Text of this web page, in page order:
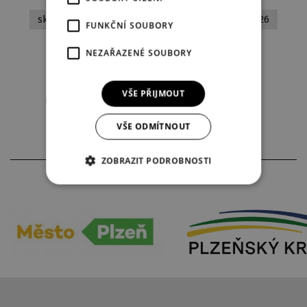
skutečný příběh
činohra
premiéry 2025/2026
Stáhnout aktuální obsazení
FUNKČNÍ SOUBORY
NEZAŘAZENÉ SOUBORY
VŠE PŘIJMOUT
VŠE ODMÍTNOUT
ZOBRAZIT PODROBNOSTI